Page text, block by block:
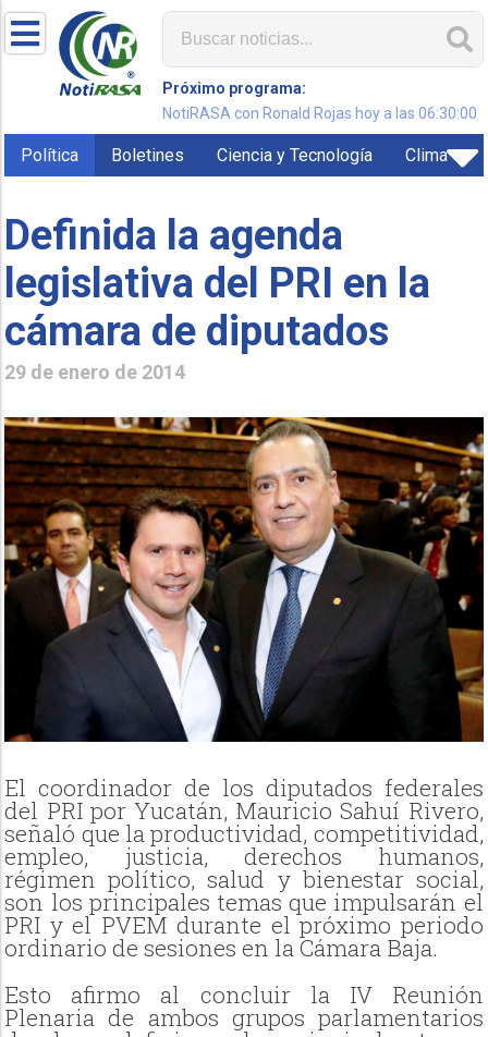
Próximo programa:
NotiRASA con Ronald Rojas hoy a las 06:30:00
Política Boletines Ciencia y Tecnología Clima
Definida la agenda
legislativa del PRI en la
cámara de diputados
29 de enero de 2014
El coordinador de los diputados federales
del PRI por Yucatán, Mauricio Sahuí Rivero,
señaló que la productividad, competitividad,
empleo, justicia, derechos humanos,
régimen político, salud y bienestar social,
son los principales temas que impulsarán el
PRI y el PVEM durante el próximo periodo
ordinario de sesiones en la Cámara Baja.
Esto afirmo al concluir la IV Reunión
Plenaria de ambos grupos parlamentarios